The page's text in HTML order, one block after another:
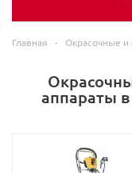
Главная - Окрасочные и
аппараты